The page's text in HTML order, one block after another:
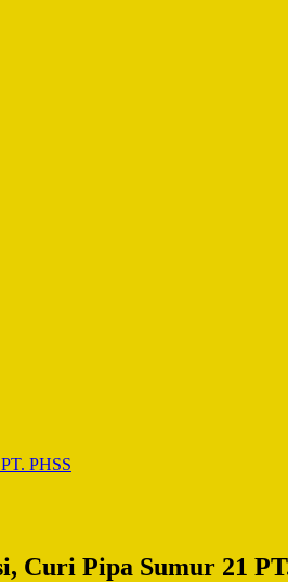
PHSS
Curi Pipa Sumur 21